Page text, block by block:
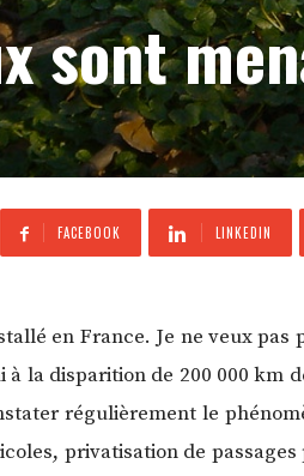
sont
FACEBOOK LINKEDIN
en France. Je ne veux
à la disparition de 200 000
régulièrement le
privatisation de